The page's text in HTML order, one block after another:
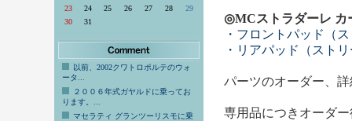
23
24 25 26 27 28
29
30
31
以前、2002クワトロポルテのウォ
ータ...
２００６年式ガヤルドに乗ってお
ります。...
マセラティ グランツーリスモに乗
◎MCストラダーレ カ
・フロントパッド（
・リアパッド（スト
パーツのオーダー、
専用品につきオーダ